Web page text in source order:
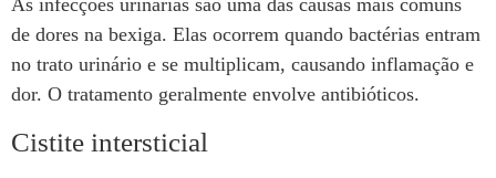
As infecções urinárias são uma das causas mais comuns
de dores na bexiga. Elas ocorrem quando bactérias entram
no trato urinário e se multiplicam, causando inflamação e
dor. O tratamento geralmente envolve antibióticos.
Cistite intersticial